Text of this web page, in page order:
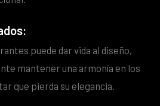
puede dar vida al diseño,
mantener una armonía en los
que pierda su elegancia.